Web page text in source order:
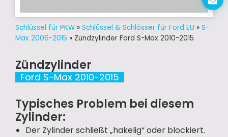
Schlüssel für PKW » Schlüssel & Schlösser für Ford EU » S-
Max 2006-2015 » Zündzylinder Ford S-Max 2010-2015
Zündzylinder
Ford S-Max 2010-2015
Typisches Problem bei diesem
Zylinder:
Der Zylinder schließt „hakelig“ oder blockiert.